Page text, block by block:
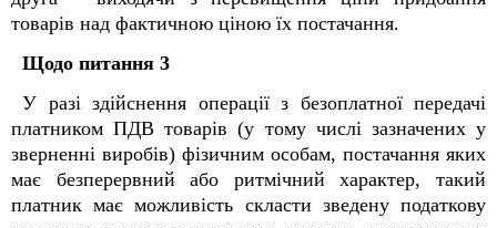
товарів над фактичною ціною їх постачання.
Щодо питання 3
У разі здійснення операції з безоплатної передачі
платником ПДВ товарів (у тому числі зазначених у
зверненні виробів) фізичним особам, постачання яких
має безперервний або ритмічний характер, такий
платник має можливість скласти зведену податкову